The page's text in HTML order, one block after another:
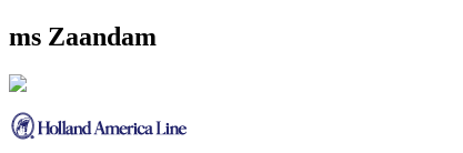
ms Zaandam